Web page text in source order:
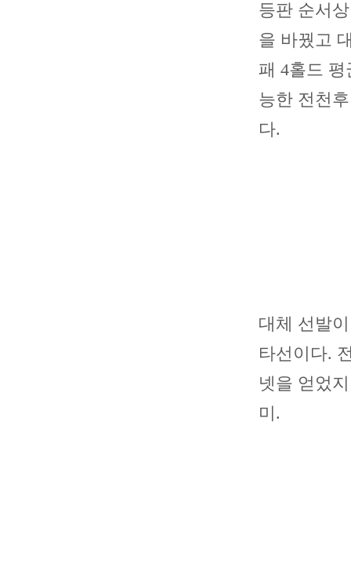
등판 순서
을 바꿨고
패 4홀드
능한 전천
다.
대체 선발
타선이다.
넷을 얻었
미.